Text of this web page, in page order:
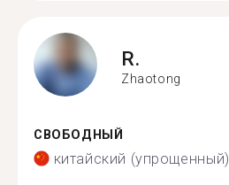
R.
Zhaotong
СВОБОДНЫЙ
китайский (упрощенный)